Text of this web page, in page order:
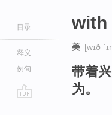
目录
释义
例句
with
美 [wɪð
带着
为。